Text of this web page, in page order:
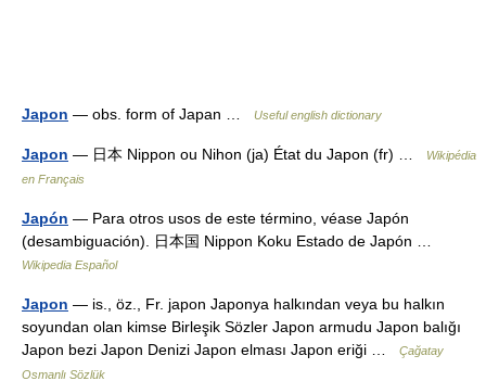
Japon — obs. form of Japan … Useful english dictionary
Japon — 日本 Nippon ou Nihon (ja) État du Japon (fr) …
Wikipédia
en Français
Japón — Para otros usos de este término, véase Japón
(desambiguación). 日本国 Nippon Koku Estado de Japón …
Wikipedia Español
Japon — is., öz., Fr. japon Japonya halkından veya bu halkın
soyundan olan kimse Birleşik Sözler Japon armudu Japon balığı
Japon bezi Japon Denizi Japon elması Japon eriği …
Çağatay
Osmanlı Sözlük